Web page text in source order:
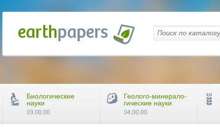
Биологические
науки
03.00.00
Геолого-минерало-
гические науки
04.00.00